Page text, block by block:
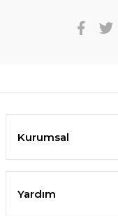
Kurumsal
Yardım